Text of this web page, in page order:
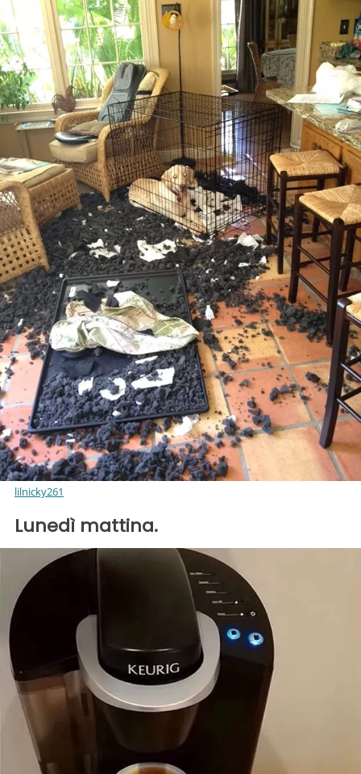
lilnicky261
Lunedì mattina.